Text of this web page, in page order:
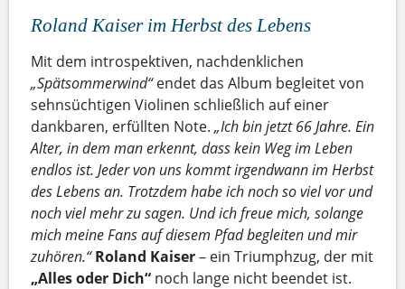
Roland Kaiser im Herbst des Lebens
Mit dem introspektiven, nachdenklichen
„Spätsommerwind“endet das Album begleitet von
sehnsüchtigen Violinen schließlich auf einer
dankbaren, erfüllten Note. „Ich bin jetzt 66 Jahre. Ein
Alter, in dem man erkennt, dass kein Weg im Leben
endlos ist. Jeder von uns kommt irgendwann im Herbst
des Lebens an. Trotzdem habe ich noch so viel vor und
noch viel mehr zu sagen. Und ich freue mich, solange
mich meine Fans auf diesem Pfad begleiten und mir
zuhören.“ Roland Kaiser– ein Triumphzug, der mit
„Alles oder Dich“ noch lange nicht beendet ist.